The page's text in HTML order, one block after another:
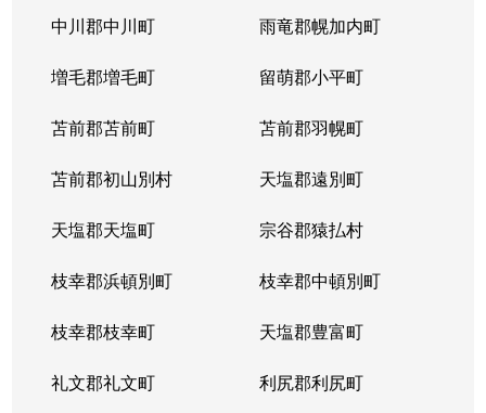
中川郡中川町 雨竜郡幌加内町
増毛郡増毛町 留萌郡小平町
苫前郡苫前町 苫前郡羽幌町
苫前郡初山別村 天塩郡遠別町
天塩郡天塩町 宗谷郡猿払村
枝幸郡浜頓別町 枝幸郡中頓別町
枝幸郡枝幸町 天塩郡豊富町
礼文郡礼文町 利尻郡利尻町